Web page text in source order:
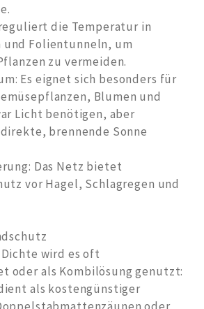
die Temperatur in
und Folientunneln, um
zu vermeiden.
Es eignet sich besonders für
Blumen und
Licht benötigen, aber
brennende Sonne
Das Netz bietet
vor Hagel, Schlagregen und
wird es oft
oder als Kombilösung genutzt:
als kostengünstiger